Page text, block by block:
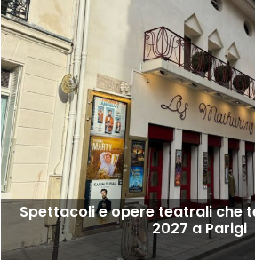
Spettacoli e opere teatrali che
2027 a Parigi